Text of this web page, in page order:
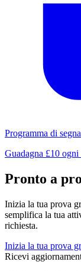
Programma di
Guadagna £10
Pronto a
Inizia la tua prova
semplifica la tua
richiesta.
Inizia la tua prova
Ricevi